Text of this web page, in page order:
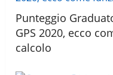
Punteggio
GPS 2020, ecco
calcolo